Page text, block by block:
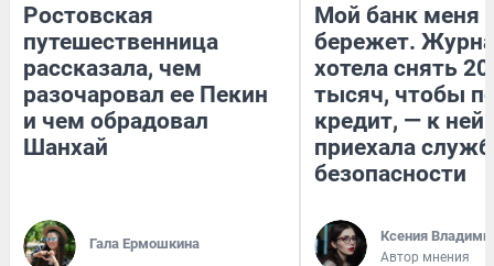
Ростовская
путешественница
рассказала, чем
разочаровал ее Пекин
и чем обрадовал
Шанхай
Гала Ермошкина
Мой банк меня
бережет.
хотела снять
тысяч, чтобы
кредит, — к
приехала
безопасности
Ксения
Автор мнения